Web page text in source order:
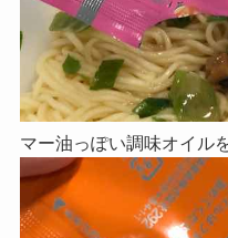
マー油っぽい調味オイル